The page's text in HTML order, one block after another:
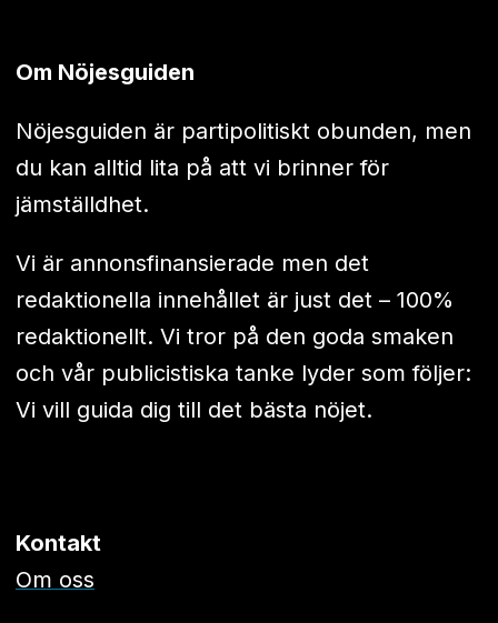
Om Nöjesguiden
Nöjesguiden är partipolitiskt obunden, men
du kan alltid lita på att vi brinner för
jämställdhet.
Vi är annonsfinansierade men det
redaktionella innehållet är just det – 100%
redaktionellt. Vi tror på den goda smaken
och vår publicistiska tanke lyder som följer:
Vi vill guida dig till det bästa nöjet.
Kontakt
Om oss